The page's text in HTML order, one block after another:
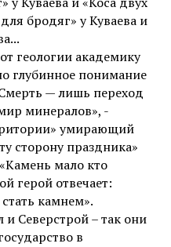
бродяг» у Куваева и
геологии академику
глубинное понимание
— лишь переход
минералов», -
умирающий
сторону праздника»
мало кто
герой отвечает:
камнем».
Северстрой – так они
в